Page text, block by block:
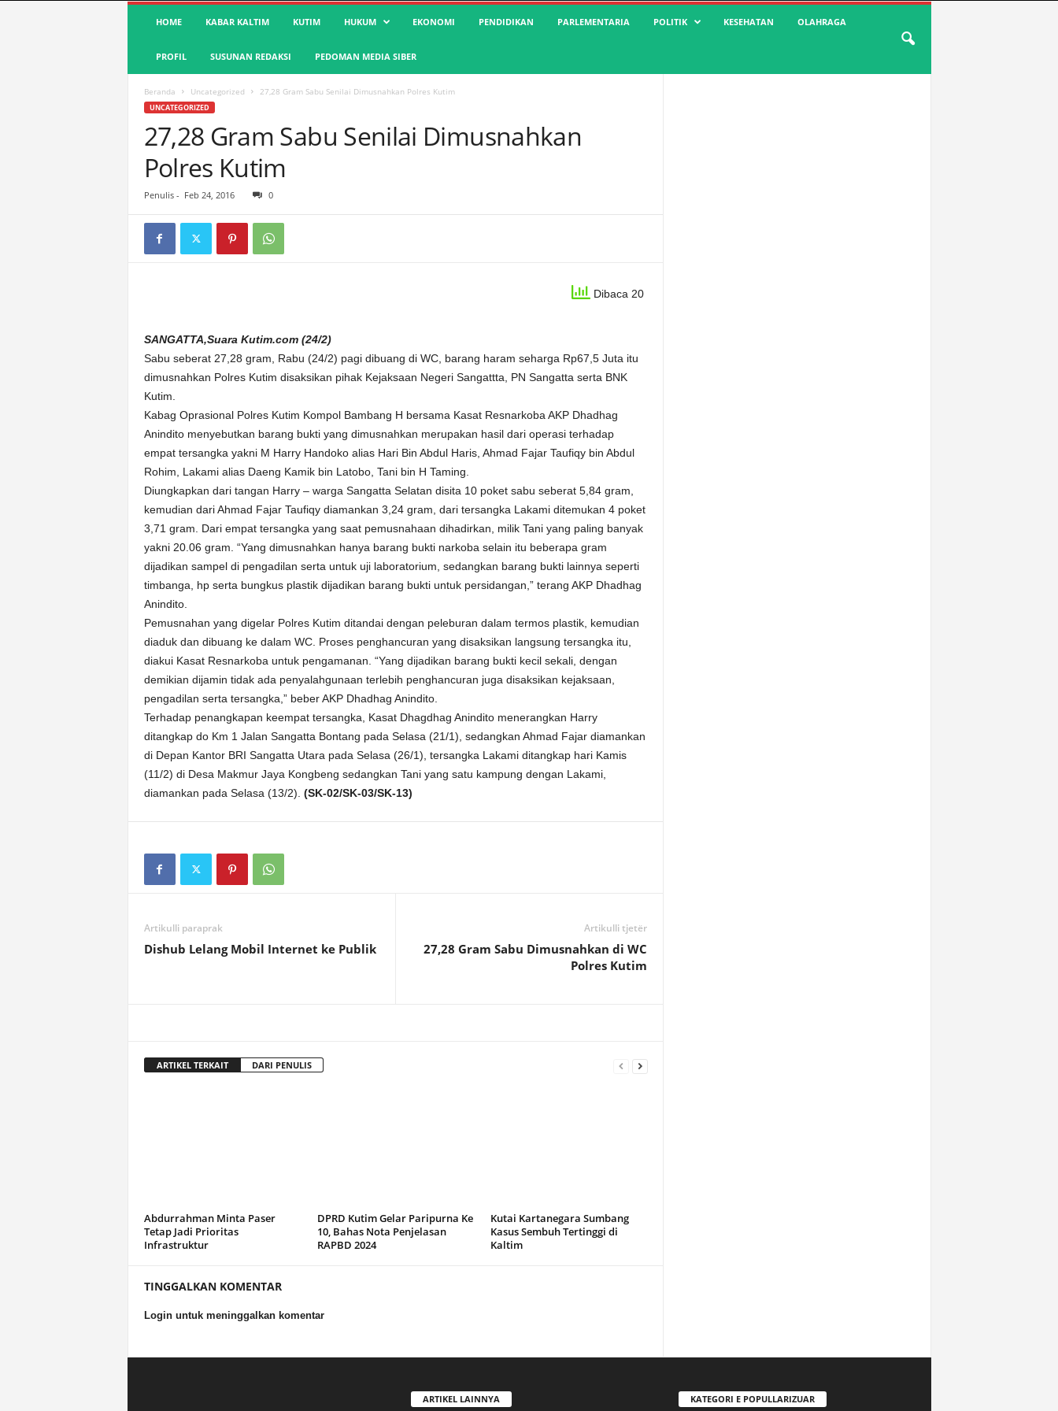
S
a
HOME KABAR KALTIM KUTIM HUKUM EKONOMI PENDIDIKAN PARLEMENTARIA POLITIK KESEHATAN OLAHRAGA
PROFIL SUSUNAN REDAKSI PEDOMAN MEDIA SIBER
Beranda Uncategorized 27,28 Gram Sabu Senilai Dimusnahkan Polres Kutim
UNCATEGORIZED
27,28 Gram Sabu Senilai Dimusnahkan
Polres Kutim
Penulis - Feb 24, 2016 0
Dibaca 20
SANGATTA,Suara Kutim.com (24/2)
Sabu seberat 27,28 gram, Rabu (24/2) pagi dibuang di WC, barang haram seharga Rp67,5 Juta itu
dimusnahkan Polres Kutim disaksikan pihak Kejaksaan Negeri Sangattta, PN Sangatta serta BNK
Kutim.
Kabag Oprasional Polres Kutim Kompol Bambang H bersama Kasat Resnarkoba AKP Dhadhag
Anindito menyebutkan barang bukti yang dimusnahkan merupakan hasil dari operasi terhadap
empat tersangka yakni M Harry Handoko alias Hari Bin Abdul Haris, Ahmad Fajar Taufiqy bin Abdul
Rohim, Lakami alias Daeng Kamik bin Latobo, Tani bin H Taming.
Diungkapkan dari tangan Harry – warga Sangatta Selatan disita 10 poket sabu seberat 5,84 gram,
kemudian dari Ahmad Fajar Taufiqy diamankan 3,24 gram, dari tersangka Lakami ditemukan 4 poket
3,71 gram. Dari empat tersangka yang saat pemusnahaan dihadirkan, milik Tani yang paling banyak
yakni 20.06 gram. “Yang dimusnahkan hanya barang bukti narkoba selain itu beberapa gram
dijadikan sampel di pengadilan serta untuk uji laboratorium, sedangkan barang bukti lainnya seperti
timbanga, hp serta bungkus plastik dijadikan barang bukti untuk persidangan,” terang AKP Dhadhag
Anindito.
Pemusnahan yang digelar Polres Kutim ditandai dengan peleburan dalam termos plastik, kemudian
diaduk dan dibuang ke dalam WC. Proses penghancuran yang disaksikan langsung tersangka itu,
diakui Kasat Resnarkoba untuk pengamanan. “Yang dijadikan barang bukti kecil sekali, dengan
demikian dijamin tidak ada penyalahgunaan terlebih penghancuran juga disaksikan kejaksaan,
pengadilan serta tersangka,” beber AKP Dhadhag Anindito.
Terhadap penangkapan keempat tersangka, Kasat Dhagdhag Anindito menerangkan Harry
ditangkap do Km 1 Jalan Sangatta Bontang pada Selasa (21/1), sedangkan Ahmad Fajar diamankan
di Depan Kantor BRI Sangatta Utara pada Selasa (26/1), tersangka Lakami ditangkap hari Kamis
(11/2) di Desa Makmur Jaya Kongbeng sedangkan Tani yang satu kampung dengan Lakami,
diamankan pada Selasa (13/2). (SK-02/SK-03/SK-13)
Artikulli paraprak
Dishub Lelang Mobil Internet ke Publik
Artikulli tjetër
27,28 Gram Sabu Dimusnahkan di WC
Polres Kutim
ARTIKEL TERKAIT DARI PENULIS
Abdurrahman Minta Paser
Tetap Jadi Prioritas
Infrastruktur
DPRD Kutim Gelar Paripurna Ke
10, Bahas Nota Penjelasan
RAPBD 2024
Kutai Kartanegara Sumbang
Kasus Sembuh Tertinggi di
Kaltim
TINGGALKAN KOMENTAR
Login untuk meninggalkan komentar
ARTIKEL LAINNYA KATEGORI E POPULLARIZUAR